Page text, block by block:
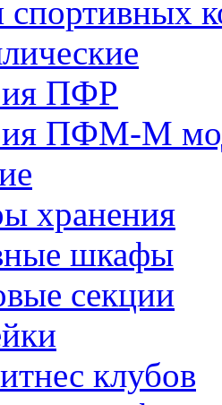
спортивных
ПФР
ПФМ-М
хранения
шкафы
секции
клубов